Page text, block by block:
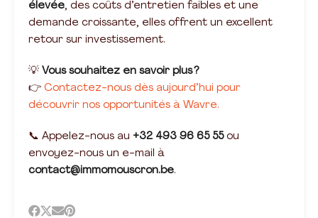
élevée, des coûts d’entretien faibles et une
demande croissante, elles offrent un excellent
retour sur investissement.
💡 Vous souhaitez en savoir plus ?
👉 Contactez-nous dès aujourd’hui pour
découvrir nos opportunités à Wavre.
📞 Appelez-nous au +32 493 96 65 55 ou
envoyez-nous un e-mail à
contact@immomouscron.be.